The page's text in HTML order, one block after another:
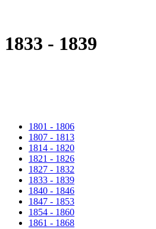
1833 - 1839
1801 - 1806
1807 - 1813
1814 - 1820
1821 - 1826
1827 - 1832
1833 - 1839
1840 - 1846
1847 - 1853
1854 - 1860
1861 - 1868